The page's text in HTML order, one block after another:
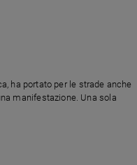
ha portato per le strade anche
manifestazione. Una sola